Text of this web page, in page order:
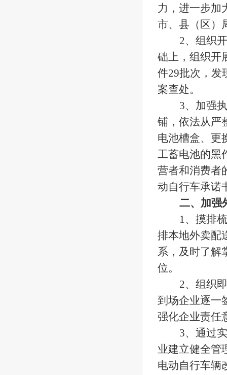
力，进一步加
市、县（区）
2、组织
础上，组织开
件29批次，发
案查处。
3、加强
铺，依法从严
电池槽盒、更
工蓄电池的黑
营者和消费者
动自行车承诺
二、加强
1、摸排
排本地外卖配
系，及时了解
位。
2、组织
到场企业逐一
强化企业责任
3、通过
业建立健全管
电动自行车辆